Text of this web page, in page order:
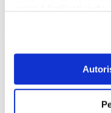
moment en
ou en cliquant sur
Si vous le permettez,